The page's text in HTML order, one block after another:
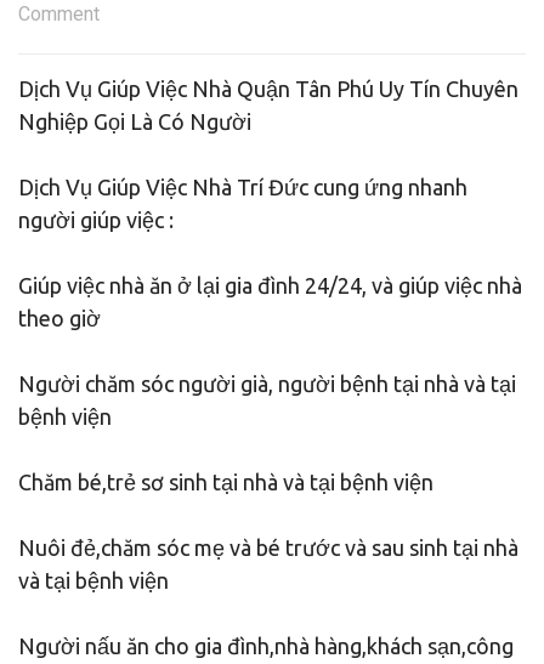
Comment
Dịch Vụ Giúp Việc Nhà Quận Tân Phú Uy Tín Chuyên
Nghiệp Gọi Là Có Người
Dịch Vụ Giúp Việc Nhà Trí Đức cung ứng nhanh
người giúp việc :
Giúp việc nhà ăn ở lại gia đình 24/24, và giúp việc nhà
theo giờ
Người chăm sóc người già, người bệnh tại nhà và tại
bệnh viện
Chăm bé,trẻ sơ sinh tại nhà và tại bệnh viện
Nuôi đẻ,chăm sóc mẹ và bé trước và sau sinh tại nhà
và tại bệnh viện
Người nấu ăn cho gia đình,nhà hàng,khách sạn,công